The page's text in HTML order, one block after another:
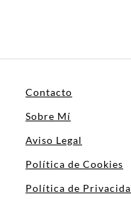
Contacto
Sobre Mí
Aviso Legal
Política de Cookies
Política de